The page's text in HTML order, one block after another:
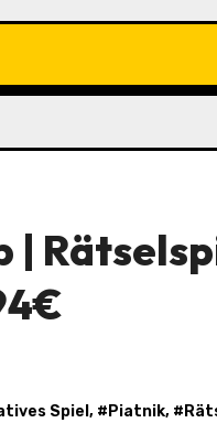
|
Spiel , # Piatnik, #